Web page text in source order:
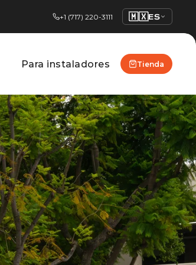
+1 (717) 220-3111 🇲🇽ES
Para instaladores Tienda